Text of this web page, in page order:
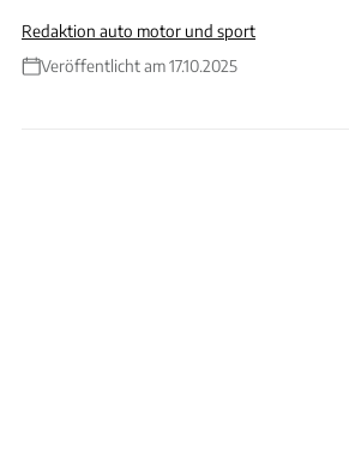
Redaktion auto motor und sport
Veröffentlicht am 17.10.2025